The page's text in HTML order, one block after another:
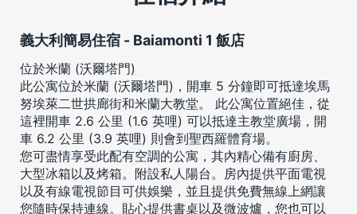
義大利簡易住宿 - Baiamonti 1 飯店
位於米蘭 (沃爾塔門)
此公寓位於米蘭 (沃爾塔門)，開車 5 分鐘即可抵達埃馬
努埃萊二世拱廊街和米蘭大教堂。 此公寓位置絕佳，從
這裡開車 2.6 公里 (1.6 英哩) 可以抵達主教堂廣場，開
車 6.2 公里 (3.9 英哩) 則會到聖西羅體育場。
您可盡情享受此配有空調的公寓，其內精心備有廚房、
大型冰箱以及烤箱。附設私人陽台。房內提供平面電視
以及有線電視節目可供娛樂，並且提供免費無線上網讓
您隨時保持連線。貼心提供書桌以及微波爐，您也可以